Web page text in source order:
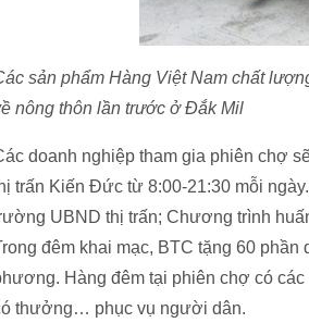
sản phẩm Hàng Việt Nam chất
nông thôn lần trước ở Đắk Mil
doanh nghiệp tham gia phiên chợ
trấn Kiến Đức từ 8:00-21:30 mỗi
UBND thị trấn; Chương trình
đêm khai mạc, BTC tặng 60
Hàng đêm tại phiên chợ có
thưởng… phục vụ người dân.